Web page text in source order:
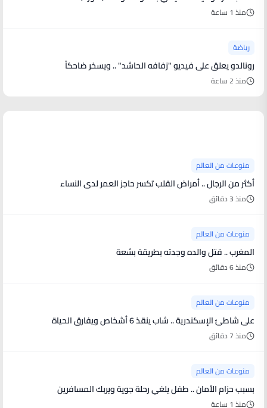
منذ 1 ساعة
رياضة
رونالدو يعلق على فيديو "زفافه الحاشد" .. ويسخر ضاحكاً
منذ 2 ساعة
منوعات من العالم
أكثر من الرجال .. أمراض القلب تكسر حاجز العمر لدى النساء
منذ 3 دقائق
منوعات من العالم
المغرب .. قتل والده وجدته بطريقة بشعة
منذ 6 دقائق
منوعات من العالم
على شاطئ الإسكندرية .. شاب ينقذ 6 أشخاص ويفارق الحياة
منذ 7 دقائق
منوعات من العالم
بسبب حزام الأمان .. طفل يلغي رحلة جوية ويربك المسافرين
منذ 1 ساعة